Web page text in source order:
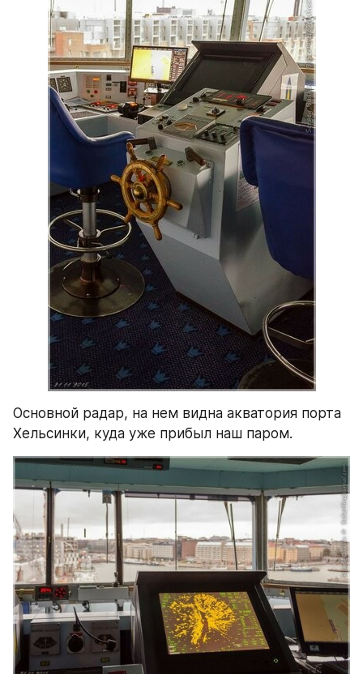
Основной радар, на нем видна акватория порта
Хельсинки, куда уже прибыл наш паром.